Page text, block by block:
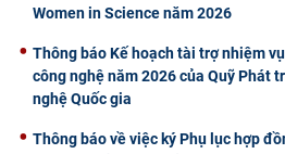
Women in Science năm 2026
Thông báo Kế hoạch tài trợ nhiệm
công nghệ năm 2026 của Quỹ Phát
nghệ Quốc gia
Thông báo về việc ký Phụ lục hợp